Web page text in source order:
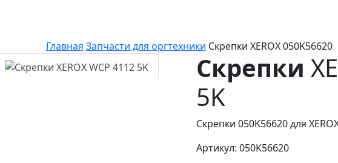
Главная Запчасти для оргтехники Скрепки XEROX 050K56620
Скрепки
5K
Скрепки 050K56620 для
Артикул: 050K56620